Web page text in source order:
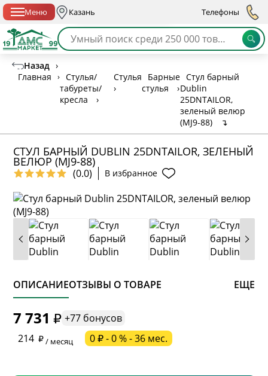
Меню Казань Телефоны
Назад ›
Главная
› Стулья/
табуреты/
кресла
›
Стулья
›
Барные
стулья
›
Стул барный
Dublin
25DNTAILOR,
зеленый велюр
(MJ9-88)
↴
СТУЛ БАРНЫЙ DUBLIN 25DNTAILOR, ЗЕЛЕНЫЙ
ВЕЛЮР (MJ9-88)
(0.0) В избранное
ОПИСАНИЕОТЗЫВЫ О ТОВАРЕ ЕЩЕ
7 731
+77 бонусов
214
/ месяц 0 ₽ - 0 % - 36 мес.
* обязательное поле
* необязательное поле